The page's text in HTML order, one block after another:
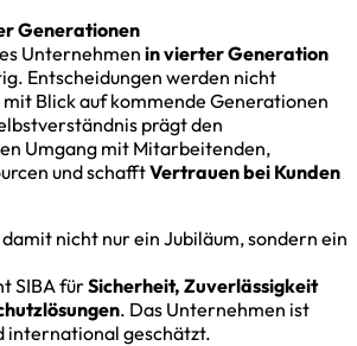
Generationen
Unternehmen in vierter Generation
Entscheidungen werden nicht
Blick auf kommende Generationen
prägt den
Umgang mit Mitarbeitenden,
und schafftVertrauen bei Kunden
nicht nur ein Jubiläum, sondern ein
SIBA fürSicherheit, Zuverlässigkeit
. Das Unternehmen ist
international geschätzt.